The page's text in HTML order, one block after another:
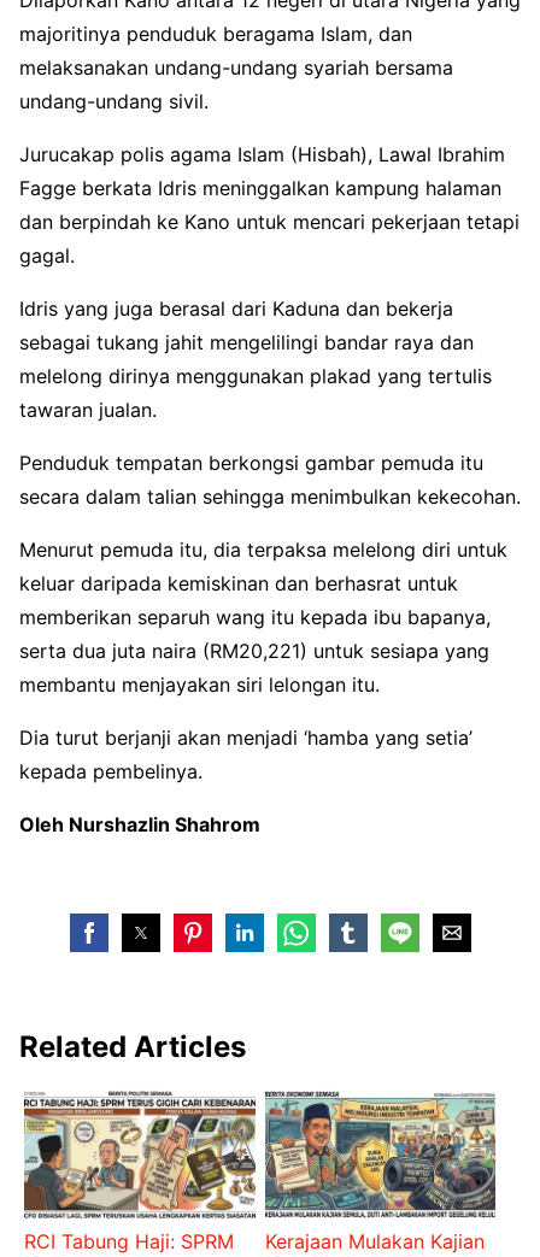
majoritinya penduduk beragama Islam, dan
melaksanakan undang-undang syariah bersama
undang-undang sivil.
Jurucakap polis agama Islam (Hisbah), Lawal Ibrahim
Fagge berkata Idris meninggalkan kampung halaman
dan berpindah ke Kano untuk mencari pekerjaan tetapi
gagal.
Idris yang juga berasal dari Kaduna dan bekerja
sebagai tukang jahit mengelilingi bandar raya dan
melelong dirinya menggunakan plakad yang tertulis
tawaran jualan.
Penduduk tempatan berkongsi gambar pemuda itu
secara dalam talian sehingga menimbulkan kekecohan.
Menurut pemuda itu, dia terpaksa melelong diri untuk
keluar daripada kemiskinan dan berhasrat untuk
memberikan separuh wang itu kepada ibu bapanya,
serta dua juta naira (RM20,221) untuk sesiapa yang
membantu menjayakan siri lelongan itu.
Dia turut berjanji akan menjadi ‘hamba yang setia’
kepada pembelinya.
Oleh Nurshazlin Shahrom
Related Articles
RCI Tabung Haji: SPRM
Kerajaan Mulakan Kajian